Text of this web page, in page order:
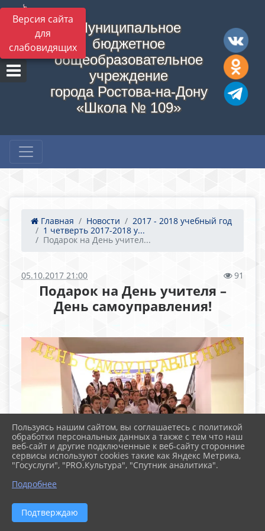
Версия сайта
для
слабовидящих
Муниципальное
бюджетное
общеобразовательное
учреждение
города Ростова-на-Дону
«Школа № 109»
Главная Новости
2017 - 2018 учебный год
1 четверть 2017-2018 у...
Подарок на День учител...
05.10.2017 21:00 91
Подарок на День учителя –
День самоуправления!
Пользуясь нашим сайтом, вы соглашаетесь с политикой
обработки персональных данных а также с тем что наш
веб-сайт и другие подключенные к веб-сайту сторонние
сервисы используют cookies такие как Яндекс Метрика,
"Госуслуги", "PRO.Культура", "Спутник аналитика".
Подробнее
Подтверждаю